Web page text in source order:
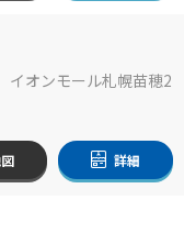
オンモール札幌苗穂2
詳細